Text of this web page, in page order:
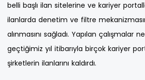
belli başlı ilan sitelerine ve kariyer
ilanlarda denetim ve filtre
alınmasını sağladı. Yapılan çalışmalar
geçtiğimiz yıl itibarıyla birçok kariyer
şirketlerin ilanlarını kaldırdı.